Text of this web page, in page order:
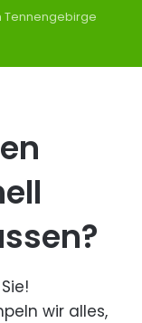
Tennengebirge
wir alles,